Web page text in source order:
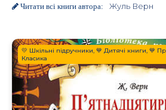
Читати всі книги автора: Жуль Верн
💛 Шкільні підручники, 💙 Дитячі книги, 💙
Класика